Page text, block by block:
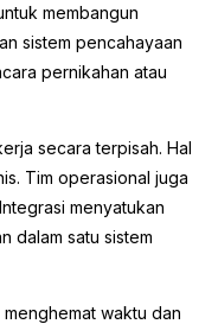
membangun
sistem pencahayaan
pernikahan atau
secara terpisah. Hal
Tim operasional juga
menyatukan
dalam satu sistem
waktu dan